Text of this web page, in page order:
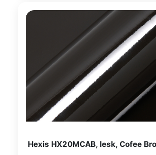
Hexis HX20MCAB, lesk, Cofee